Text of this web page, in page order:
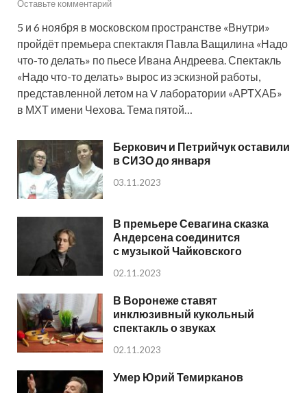
Оставьте комментарий
5 и 6 ноября в московском пространстве «Внутри»
пройдёт премьера спектакля Павла Ващилина «Надо
что-то делать» по пьесе Ивана Андреева. Спектакль
«Надо что-то делать» вырос из эскизной работы,
представленной летом на V лаборатории «АРТХАБ»
в МХТ имени Чехова. Тема пятой…
Беркович и Петрийчук оставили
в СИЗО до января
03.11.2023
В премьере Севагина сказка
Андерсена соединится
с музыкой Чайковского
02.11.2023
В Воронеже ставят
инклюзивный кукольный
спектакль о звуках
02.11.2023
Умер Юрий Темирканов